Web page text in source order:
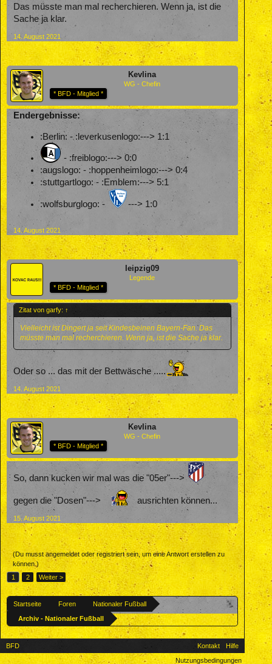
Das müsste man mal recherchieren. Wenn ja, ist die
Sache ja klar.
14. August 2021
Kevlina
WG - Chefin
* BFD - Mitglied *
Endergebnisse:
:Berlin: - :leverkusenlogo:---> 1:1
- :freiblogo:---> 0:0
:augslogo: - :hoppenheimlogo:---> 0:4
:stuttgartlogo: - :Emblem:---> 5:1
:wolfsburglogo: - ---> 1:0
14. August 2021
leipzig09
Legende
* BFD - Mitglied *
Zitat von garfy: ↑
Vielleicht ist Dingert ja seit Kindesbeinen Bayern-Fan. Das
müsste man mal recherchieren. Wenn ja, ist die Sache ja klar.
Oder so ... das mit der Bettwäsche .....
14. August 2021
Kevlina
WG - Chefin
* BFD - Mitglied *
So, dann kucken wir mal was die "05er"--->
gegen die "Dosen"---> ausrichten können...
15. August 2021
(Du musst angemeldet oder registriert sein, um eine Antwort erstellen zu
können.)
1
2 Weiter >
Startseite Foren
Nationaler Fußball
Archiv - Nationaler Fußball
BFD Kontakt
Hilfe
Nutzungsbedingungen